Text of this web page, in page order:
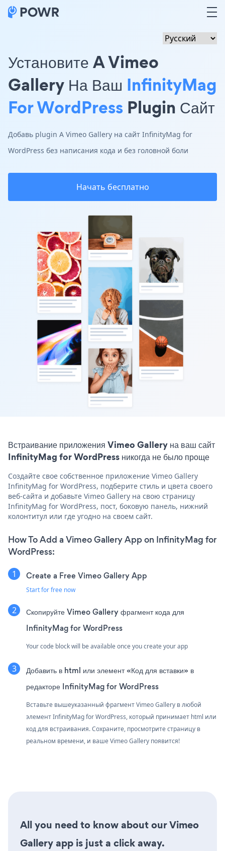
Установите A Vimeo
Gallery На Ваш InfinityMag
For WordPress Plugin Сайт
Добавь plugin A Vimeo Gallery на сайт InfinityMag for
WordPress без написания кода и без головной боли
Начать бесплатно
Встраивание приложения Vimeo Gallery на ваш сайт
InfinityMag for WordPress никогда не было проще
Создайте свое собственное приложение Vimeo Gallery
InfinityMag for WordPress, подберите стиль и цвета своего
веб-сайта и добавьте Vimeo Gallery на свою страницу
InfinityMag for WordPress, пост, боковую панель, нижний
колонтитул или где угодно на своем сайт.
How To Add a Vimeo Gallery App on InfinityMag for
WordPress:
Create a Free Vimeo Gallery App
Start for free now
Скопируйте Vimeo Gallery фрагмент кода для
InfinityMag for WordPress
Your code block will be available once you create your app
Добавить в html или элемент «Код для вставки» в
редакторе InfinityMag for WordPress
Вставьте вышеуказанный фрагмент Vimeo Gallery в любой
элемент InfinityMag for WordPress, который принимает html или
код для встраивания. Сохраните, просмотрите страницу в
реальном времени, и ваше Vimeo Gallery появится!
All you need to know about our Vimeo
Gallery app is just a click away.